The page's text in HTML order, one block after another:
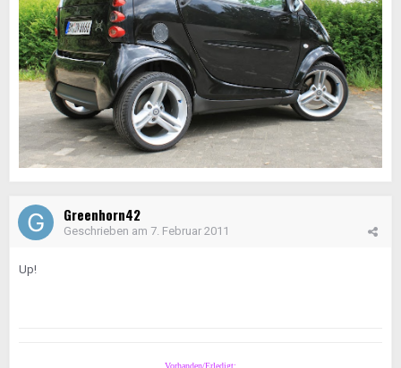
Greenhorn42
Geschrieben am 7. Februar 2011
Up!
Vorhanden/Erledigt: